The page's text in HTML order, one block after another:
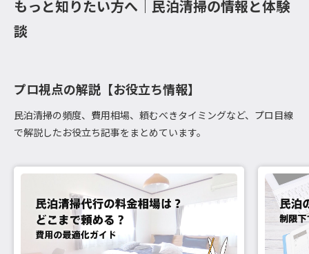
もっと知りたい方へ｜民泊清掃の情報と体験
談
プロ視点の解説【お役立ち情報】
民泊清掃の頻度、費用相場、頼むべきタイミングなど、プロ目線
で解説したお役立ち記事をまとめています。